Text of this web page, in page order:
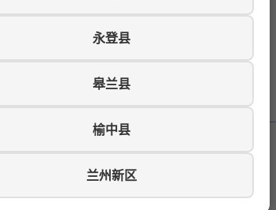
永登县
皋兰县
榆中县
兰州新区
多样。夏季炎热，食欲不振，一碗凉面下
是专门的凉面店，夏季都会供应凉面。一些
爱。
好面条，拌油晾凉，中午或晚上只需做好卤
理想选择。
面、牛肉凉面等新品种，丰富了凉面的口味
兰州凉面的特色。